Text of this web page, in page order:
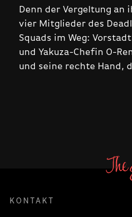
Denn der Vergeltung an
vier Mitglieder des
Squads im Weg:
und Yakuza-Chefin O-
und seine rechte Hand,
KONTAKT